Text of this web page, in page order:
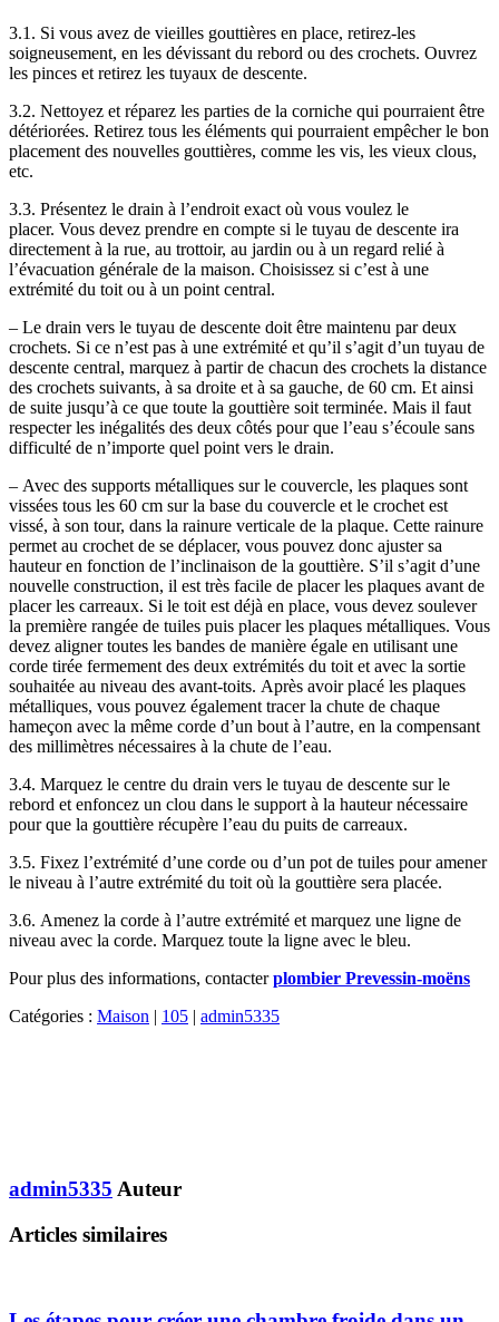
3.1. Si vous avez de vieilles gouttières en place, retirez-les
soigneusement, en les dévissant du rebord ou des crochets. Ouvrez
les pinces et retirez les tuyaux de descente.
3.2. Nettoyez et réparez les parties de la corniche qui pourraient être
détériorées. Retirez tous les éléments qui pourraient empêcher le bon
placement des nouvelles gouttières, comme les vis, les vieux clous,
etc.
3.3. Présentez le drain à l’endroit exact où vous voulez le
placer. Vous devez prendre en compte si le tuyau de descente ira
directement à la rue, au trottoir, au jardin ou à un regard relié à
l’évacuation générale de la maison. Choisissez si c’est à une
extrémité du toit ou à un point central.
– Le drain vers le tuyau de descente doit être maintenu par deux
crochets. Si ce n’est pas à une extrémité et qu’il s’agit d’un tuyau de
descente central, marquez à partir de chacun des crochets la distance
des crochets suivants, à sa droite et à sa gauche, de 60 cm. Et ainsi
de suite jusqu’à ce que toute la gouttière soit terminée. Mais il faut
respecter les inégalités des deux côtés pour que l’eau s’écoule sans
difficulté de n’importe quel point vers le drain.
– Avec des supports métalliques sur le couvercle, les plaques sont
vissées tous les 60 cm sur la base du couvercle et le crochet est
vissé, à son tour, dans la rainure verticale de la plaque. Cette rainure
permet au crochet de se déplacer, vous pouvez donc ajuster sa
hauteur en fonction de l’inclinaison de la gouttière. S’il s’agit d’une
nouvelle construction, il est très facile de placer les plaques avant de
placer les carreaux. Si le toit est déjà en place, vous devez soulever
la première rangée de tuiles puis placer les plaques métalliques. Vous
devez aligner toutes les bandes de manière égale en utilisant une
corde tirée fermement des deux extrémités du toit et avec la sortie
souhaitée au niveau des avant-toits. Après avoir placé les plaques
métalliques, vous pouvez également tracer la chute de chaque
hameçon avec la même corde d’un bout à l’autre, en la compensant
des millimètres nécessaires à la chute de l’eau.
3.4. Marquez le centre du drain vers le tuyau de descente sur le
rebord et enfoncez un clou dans le support à la hauteur nécessaire
pour que la gouttière récupère l’eau du puits de carreaux.
3.5. Fixez l’extrémité d’une corde ou d’un pot de tuiles pour amener
le niveau à l’autre extrémité du toit où la gouttière sera placée.
3.6. Amenez la corde à l’autre extrémité et marquez une ligne de
niveau avec la corde. Marquez toute la ligne avec le bleu.
Pour plus des informations, contacterplombier Prevessin-moëns
Catégories : Maison | 105 | admin5335
admin5335 Auteur
Articles similaires